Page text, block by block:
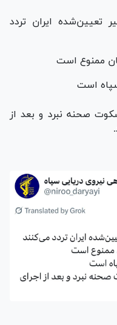
تعیین‌شده ایران تردد
ممنوع است
سپاه است
صحنه نبرد و بعد از